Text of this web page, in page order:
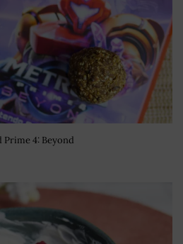
Prime 4: Beyond